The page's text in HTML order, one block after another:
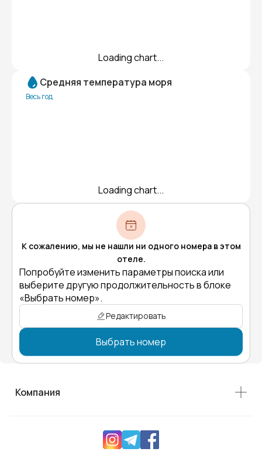
Loading chart...
Средняя температура моря
Весь год
Loading chart...
К сожалению, мы не нашли ни одного номера в этом
отеле.
Попробуйте изменить параметры поиска или
выберите другую продолжительность в блоке
«Выбрать номер».
Редактировать
Выбрать номер
Компания